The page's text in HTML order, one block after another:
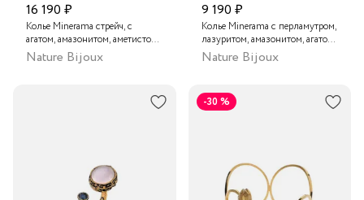
16 190 ₽
Колье Minerama стрейч, с
агатом, амазонитом, аметистом,
авантюрином, халцедоном,
цитрином, лазуритом, розовым
Nature Bijoux
9 190 ₽
Колье Minerama с перламутром,
лазуритом, амазонитом, агатом,
цитрином, дымчатым кварцем,
розовым кварцем и тигровым
Nature Bijoux
-30 %